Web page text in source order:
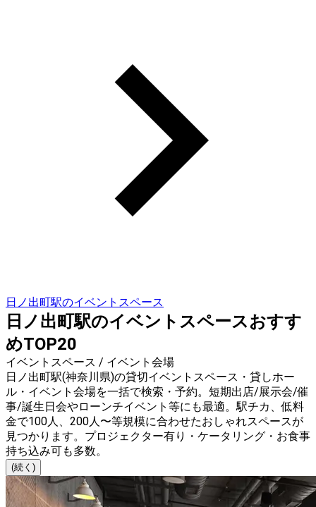
日ノ出町駅のイベントスペース
日ノ出町駅のイベントスペースおすす
めTOP20
イベントスペース / イベント会場
日ノ出町駅(神奈川県)の貸切イベントスペース・貸しホー
ル・イベント会場を一括で検索・予約。短期出店/展示会/催
事/誕生日会やローンチイベント等にも最適。駅チカ、低料
金で100人、200人〜等規模に合わせたおしゃれスペースが
見つかります。プロジェクター有り・ケータリング・お食事
持ち込み可も多数。
(続く)